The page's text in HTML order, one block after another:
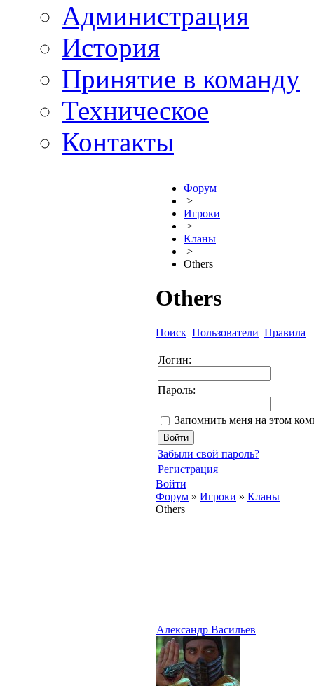
Администрация
История
Принятие в команду
Техническое
Контакты
Форум
>
Игроки
>
Кланы
>
Others
Others
Поиск Пользователи Правила
Логин:
Пароль:
Запомнить меня на этом
Забыли свой пароль?
Регистрация
Войти
Форум » Игроки » Кланы
Others
Александр Васильев